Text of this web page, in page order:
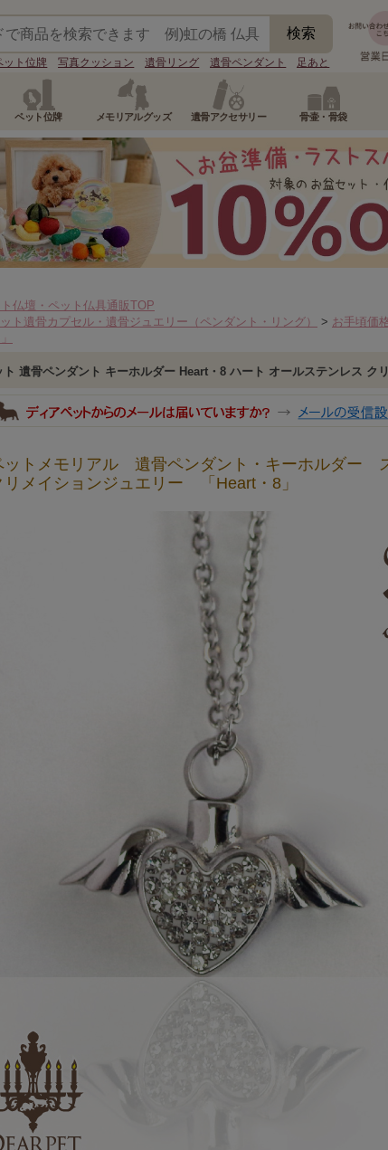
ット位牌 写真クッション 遺骨リング 遺骨ペンダント 足あと
ペット位牌 メモリアルグッズ 遺骨アクセサリー 骨壷・骨袋
仏壇・ペット仏具通販TOP
ト遺骨カプセル・遺骨ジュエリー（ペンダント・リング） > お手頃価
ト 遺骨ペンダント キーホルダー Heart・8 ハート オールステンレス ク
ットメモリアル 遺骨ペンダント・キーホルダー
リメイションジュエリー 「Heart・8」